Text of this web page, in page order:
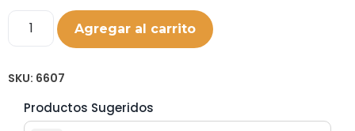
Agregar al carrito
SKU: 6607
Productos Sugeridos